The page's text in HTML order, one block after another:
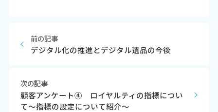
前の記事
デジタル化の推進とデジタル遺品の今後
次の記事
顧客アンケート④ ロイヤルティの指標につい
て～指標の設定について紹介～